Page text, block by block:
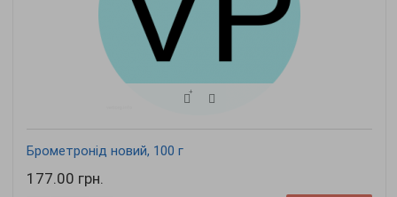
Брометронід новий, 100 г
177.00 грн.